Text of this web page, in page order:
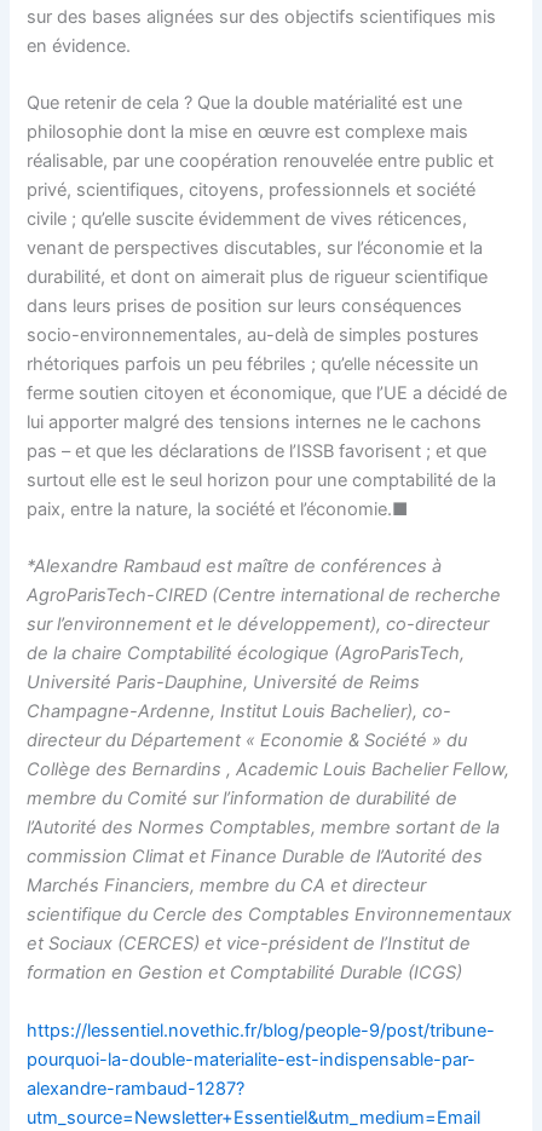
sur des bases alignées sur des objectifs scientifiques mis
en évidence.
Que retenir de cela ? Que la double matérialité est une
philosophie dont la mise en œuvre est complexe mais
réalisable, par une coopération renouvelée entre public et
privé, scientifiques, citoyens, professionnels et société
civile ; qu’elle suscite évidemment de vives réticences,
venant de perspectives discutables, sur l’économie et la
durabilité, et dont on aimerait plus de rigueur scientifique
dans leurs prises de position sur leurs conséquences
socio-environnementales, au-delà de simples postures
rhétoriques parfois un peu fébriles ; qu’elle nécessite un
ferme soutien citoyen et économique, que l’UE a décidé de
lui apporter malgré des tensions internes ne le cachons
pas – et que les déclarations de l’ISSB favorisent ; et que
surtout elle est le seul horizon pour une comptabilité de la
paix, entre la nature, la société et l’économie.■
*Alexandre Rambaud est maître de conférences à
AgroParisTech-CIRED (Centre international de recherche
sur l’environnement et le développement), co-directeur
de la chaire Comptabilité écologique (AgroParisTech,
Université Paris-Dauphine, Université de Reims
Champagne-Ardenne, Institut Louis Bachelier), co-
directeur du Département « Economie & Société » du
Collège des Bernardins , Academic Louis Bachelier Fellow,
membre du Comité sur l’information de durabilité de
l’Autorité des Normes Comptables, membre sortant de la
commission Climat et Finance Durable de l’Autorité des
Marchés Financiers, membre du CA et directeur
scientifique du Cercle des Comptables Environnementaux
et Sociaux (CERCES) et vice-président de l’Institut de
formation en Gestion et Comptabilité Durable (ICGS)
https://lessentiel.novethic.fr/blog/people-9/post/tribune-
pourquoi-la-double-materialite-est-indispensable-par-
alexandre-rambaud-1287?
utm_source=Newsletter+Essentiel&utm_medium=Email